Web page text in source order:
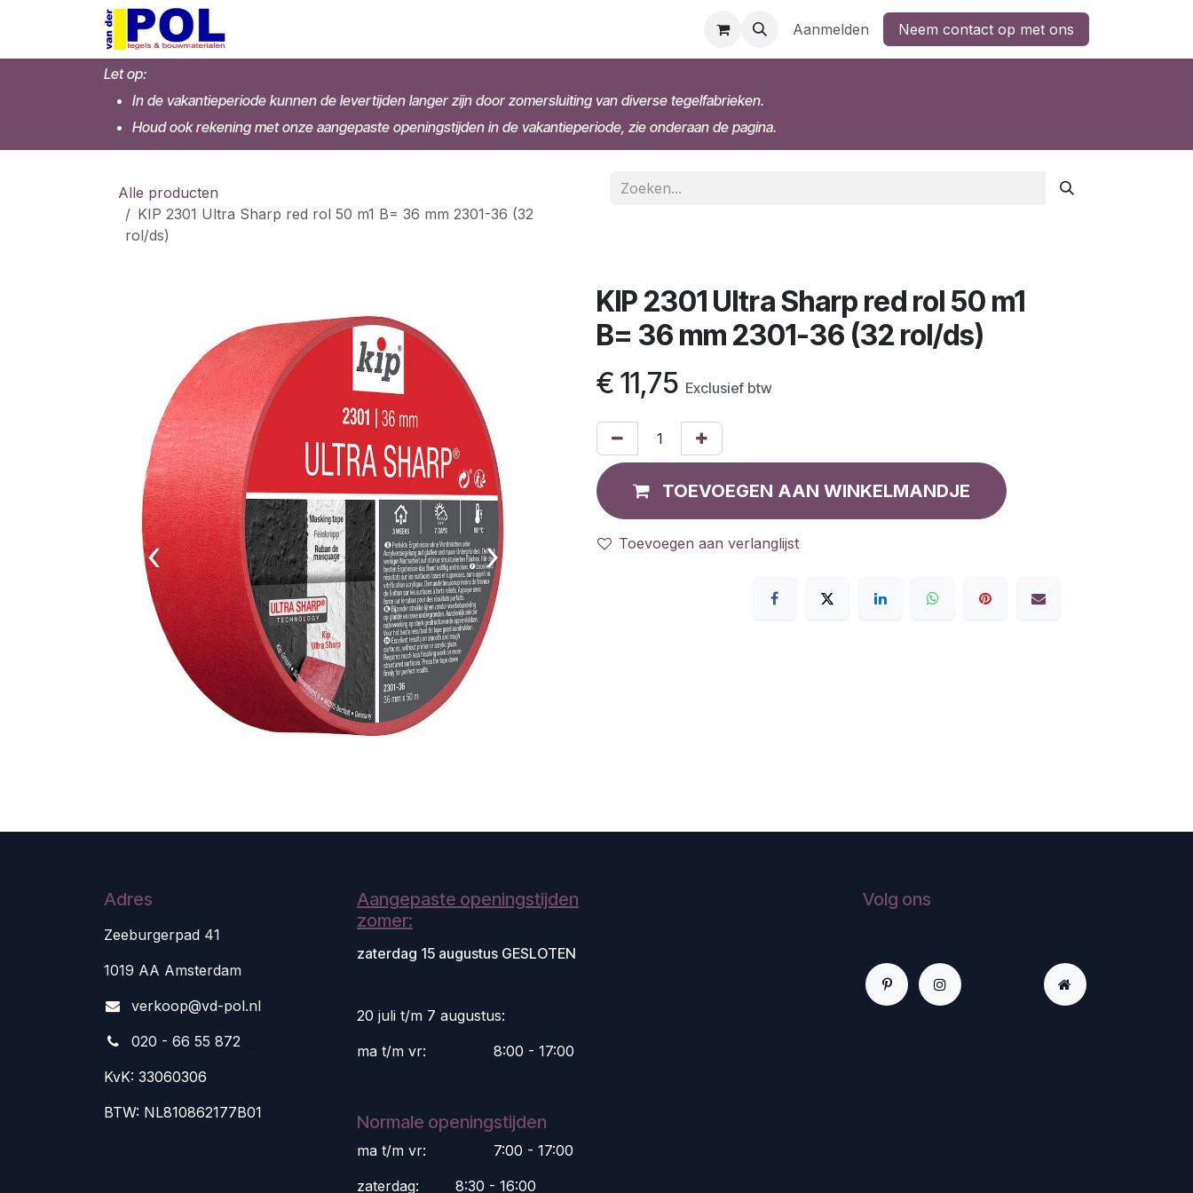
Overslaan naar inhoud
Aanmelden Neem contact op met ons
Let op:
In de vakantieperiode kunnen de levertijden langer zijn door zomersluiting van diverse tegelfabrieken.
Houd ook rekening met onze aangepaste openingstijden in de vakantieperiode, zie onderaan de pagina.
Alle producten
KIP 2301 Ultra Sharp red rol 50 m1 B= 36 mm 2301-36 (32
rol/ds)
KIP 2301 Ultra Sharp red rol 50 m1
B= 36 mm 2301-36 (32 rol/ds)
€ 11,75 Exclusief btw
TOEVOEGEN AAN WINKELMANDJE
Toevoegen aan verlanglijst
Adres
Zeeburgerpad 41
1019 AA Amsterdam
verkoop@vd-pol.nl
020 - 66 55 872
KvK: 33060306
BTW: NL810862177B01
Aangepaste openingstijden
zomer:
zaterdag 15 augustus GESLOTEN
20 juli t/m 7 augustus:
ma t/m vr:
​8:00 - 17:00
Normale openingstijden
ma t/m vr:
​7:00 - 17:00
zaterdag:
​8:30 - 16:00
Volg ons